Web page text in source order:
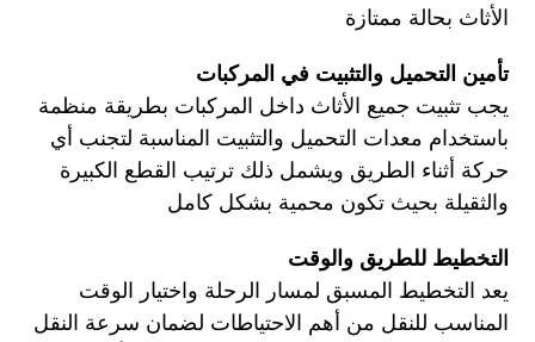
الأثاث بحالة ممتازة
تأمين التحميل والتثبيت في المركبات
يجب تثبيت جميع الأثاث داخل المركبات بطريقة منظمة
باستخدام معدات التحميل والتثبيت المناسبة لتجنب أي
حركة أثناء الطريق ويشمل ذلك ترتيب القطع الكبيرة
والثقيلة بحيث تكون محمية بشكل كامل
التخطيط للطريق والوقت
يعد التخطيط المسبق لمسار الرحلة واختيار الوقت
المناسب للنقل من أهم الاحتياطات لضمان سرعة النقل